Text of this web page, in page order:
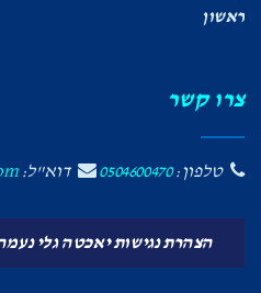
ראשון
צרו קשר
טלפון:0504600470 דוא"ל:
הצהרת נגישות יאכטה גלי